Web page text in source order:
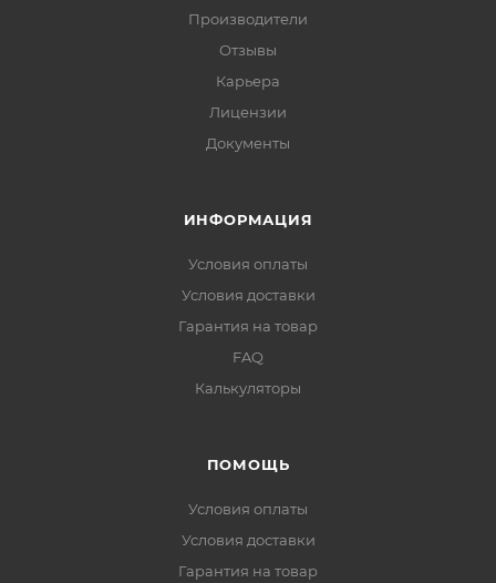
Производители
Отзывы
Карьера
Лицензии
Документы
ИНФОРМАЦИЯ
Условия оплаты
Условия доставки
Гарантия на товар
FAQ
Калькуляторы
ПОМОЩЬ
Условия оплаты
Условия доставки
Гарантия на товар